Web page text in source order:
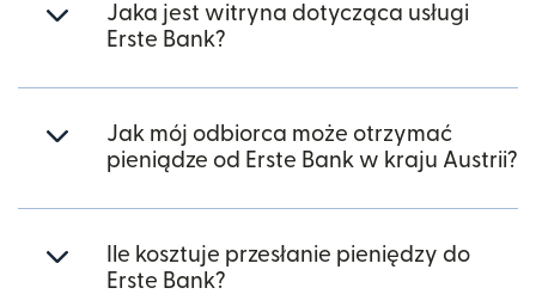
Jaka jest witryna dotycząca usługi
Erste Bank?
Jak mój odbiorca może otrzymać
pieniądze od Erste Bank w kraju Austrii?
Ile kosztuje przesłanie pieniędzy do
Erste Bank?